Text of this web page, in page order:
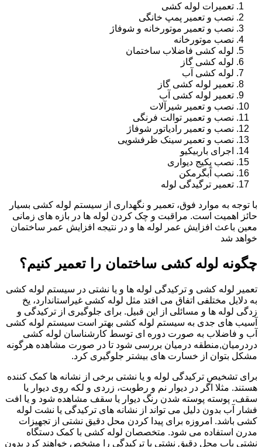
تعمیرات لوله کشی
نصب و تعمیر پمپ خانگی
نصب و تعمیر موتورخانه و شوفاژ
نصب موتورخانه
لوله کشی فاضلاب ساختمان
لوله کشی گاز
لوله کشی آب
تعمیر لوله کشی گاز
تعمیر لوله کشی آب
نصب و تعمیر شیرآلات
نصب و تعمیر توالت فرنگی
نصب و تعمیر رادیاتور شوفاژ
نصب و تعمیر سینک ظرفشویی
اجرای باربیکیو
نصب پکیج دیواری
نصب آبگرمکن
تعمیر ترگیدگی لوله
با توجه به موارد فوق، تعمیر و نگهداری از سیستم لوله کشی بسیار
حائز اهمیت است. مراقبت و چک کردن لوله ها در بازه های زمانی
معین باعث افزایش عمر لوله ها و در نتیجه افزایش عمر ساختمان
خواهد شد
چگونه لوله کشی ساختمان را تعمیر کنیم؟
تعمیر لوله کشی و ترکیدگی لوله ها و یا نشتی در سیستم لوله کشی
به دلایل مختلفی اتفاق می افتد مثل لوله کشی غیراستاندارد، یخ
زدگی لوله ها و مسائلی از این قبیل. برای جلوگیری از ترکیدگی و
آسیب های جدی به سیستم لوله کشی بهتر است سیستم لوله کشی
آب و فاضلاب به صورت دوره ای توسط کارشناسان لوله کشی
دردرمیان,منطقه درمیان بررسی شود تا در صورت مشاهده هرگونه
مشکل بتوان از خسارت های بیشتر جلوگیری کرد.
برای تشخیص ترکیدگی لوله و یا نشتی برخی از نشانه ها کمک کننده
هستند. مثلا اگر در دیوار نم و رطوبت، زردی و لکه روی دیوار یا
سقف، پوسته پوسته شدن رنگ دیوار یا سقف مشاهده شود و یا افت
فشار آب بدون دلیل می تواند از نشانه های ترکیدگی یا نشت لوله
کشی باشد. امروزه برای پیدا کردن محل دقیق نشتی از تجهیزات
مدرن استفاده می شود. متخصصان لوله کشی با کمک دستگاه
نشتی یاب محل دقیق نشتی یا ترکیدگی را مشخص خواهند کرد بدون